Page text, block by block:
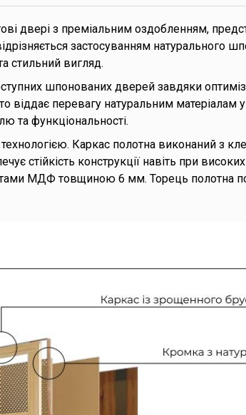
двері з преміальним оздобленням,
застосуванням натурального
стильний вигляд.
шпонованих дверей завдяки
віддає перевагу натуральним матеріалам у
та функціональності.
Каркас полотна виконаний з
стійкість конструкції навіть при
МДФ товщиною 6 мм. Торець полотна